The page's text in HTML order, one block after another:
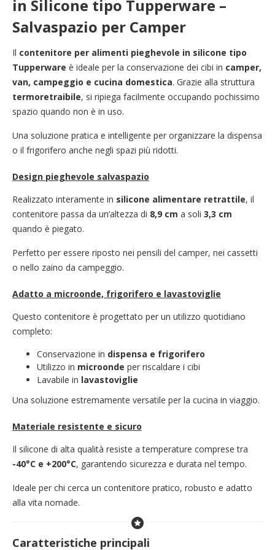
in Silicone tipo Tupperware –
Salvaspazio per Camper
Il contenitore per alimenti pieghevole in silicone tipo
Tupperware è ideale per la conservazione dei cibi in camper,
van, campeggio e cucina domestica. Grazie alla struttura
termoretraibile, si ripiega facilmente occupando pochissimo
spazio quando non è in uso.
Una soluzione pratica e intelligente per organizzare la dispensa
o il frigorifero anche negli spazi più ridotti.
Design pieghevole salvaspazio
Realizzato interamente in silicone alimentare retrattile, il
contenitore passa da un’altezza di 8,9 cm a soli 3,3 cm
quando è piegato.
Perfetto per essere riposto nei pensili del camper, nei cassetti
o nello zaino da campeggio.
Adatto a microonde, frigorifero e lavastoviglie
Questo contenitore è progettato per un utilizzo quotidiano
completo:
Conservazione in dispensa e frigorifero
Utilizzo in microonde per riscaldare i cibi
Lavabile in lavastoviglie
Una soluzione estremamente versatile per la cucina in viaggio.
Materiale resistente e sicuro
Il silicone di alta qualità resiste a temperature comprese tra
-40°C e +200°C, garantendo sicurezza e durata nel tempo.
Ideale per chi cerca un contenitore pratico, robusto e adatto
alla vita nomade.
Caratteristiche principali